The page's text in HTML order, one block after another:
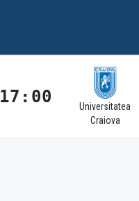
17:00
Universitatea
Craiova